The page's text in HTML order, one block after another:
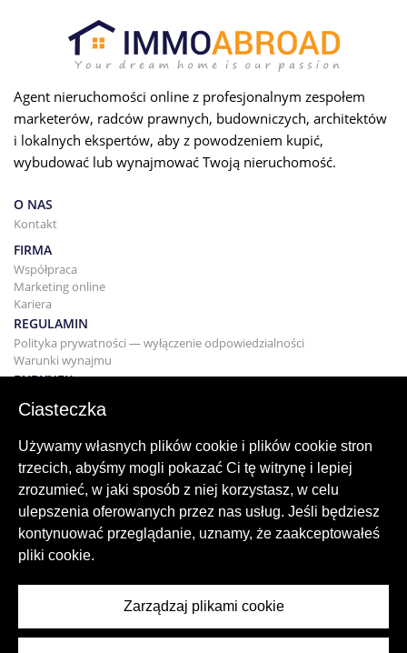
Agent nieruchomości online z profesjonalnym zespołem
marketerów, radców prawnych, budowniczych, architektów
i lokalnych ekspertów, aby z powodzeniem kupić,
wybudować lub wynajmować Twoją nieruchomość.
O NAS
Kontakt
FIRMA
Współpraca
Marketing online
Kariera
REGULAMIN
Polityka prywatności — wyłączenie odpowiedzialności
Warunki wynajmu
BUDYNEK
Projektowanie
Kupowanie domu
Sprzedaż
Usługa wyszukiwania
BLOG
Blog
Regiony na całym świecie
Ciasteczka
Używamy własnych plików cookie i plików cookie stron
trzecich, abyśmy mogli pokazać Ci tę witrynę i lepiej
zrozumieć, w jaki sposób z niej korzystasz, w celu
ulepszenia oferowanych przez nas usług. Jeśli będziesz
kontynuować przeglądanie, uznamy, że zaakceptowałeś
pliki cookie.
Zarządzaj plikami cookie